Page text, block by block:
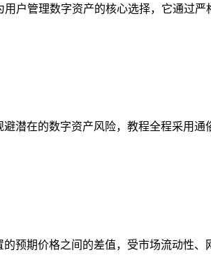
户管理数字资产的核心选择，它通过
潜在的数字资产风险，教程全程采用
预期价格之间的差值，受市场流动性